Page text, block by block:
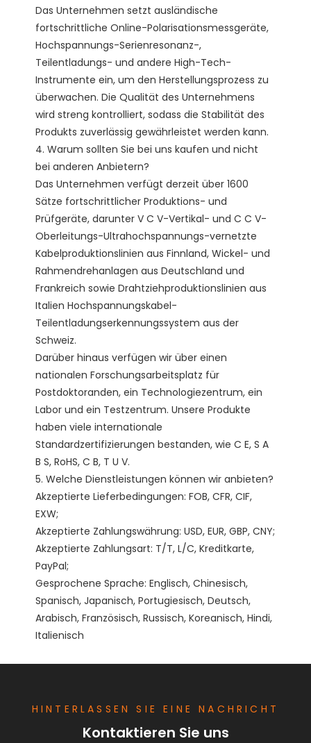
Das Unternehmen setzt ausländische
fortschrittliche Online-Polarisationsmessgeräte,
Hochspannungs-Serienresonanz-,
Teilentladungs- und andere High-Tech-
Instrumente ein, um den Herstellungsprozess zu
überwachen. Die Qualität des Unternehmens
wird streng kontrolliert, sodass die Stabilität des
Produkts zuverlässig gewährleistet werden kann.
4. Warum sollten Sie bei uns kaufen und nicht
bei anderen Anbietern?
Das Unternehmen verfügt derzeit über 1600
Sätze fortschrittlicher Produktions- und
Prüfgeräte, darunter V C V-Vertikal- und C C V-
Oberleitungs-Ultrahochspannungs-vernetzte
Kabelproduktionslinien aus Finnland, Wickel- und
Rahmendrehanlagen aus Deutschland und
Frankreich sowie Drahtziehproduktionslinien aus
Italien Hochspannungskabel-
Teilentladungserkennungssystem aus der
Schweiz.
Darüber hinaus verfügen wir über einen
nationalen Forschungsarbeitsplatz für
Postdoktoranden, ein Technologiezentrum, ein
Labor und ein Testzentrum. Unsere Produkte
haben viele internationale
Standardzertifizierungen bestanden, wie C E, S A
B S, RoHS, C B, T U V.
5. Welche Dienstleistungen können wir anbieten?
Akzeptierte Lieferbedingungen: FOB, CFR, CIF,
EXW;
Akzeptierte Zahlungswährung: USD, EUR, GBP, CNY;
Akzeptierte Zahlungsart: T/T, L/C, Kreditkarte,
PayPal;
Gesprochene Sprache: Englisch, Chinesisch,
Spanisch, Japanisch, Portugiesisch, Deutsch,
Arabisch, Französisch, Russisch, Koreanisch, Hindi,
HINTERLASSEN SIE EINE NACHRICHT
Kontaktieren Sie uns